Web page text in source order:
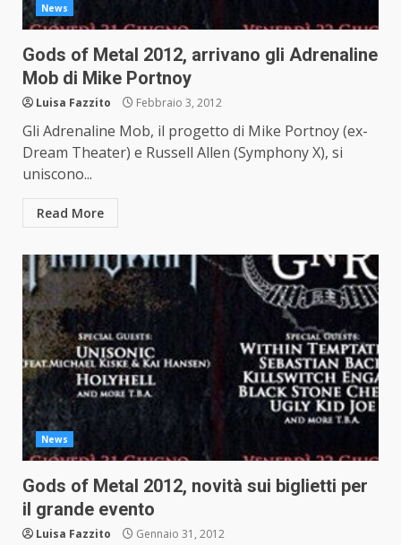
News
Gods of Metal 2012, arrivano gli Adrenaline
Mob di Mike Portnoy
Luisa Fazzito Febbraio 3, 2012
Gli Adrenaline Mob, il progetto di Mike Portnoy (ex-
Dream Theater) e Russell Allen (Symphony X), si
uniscono...
Read More
News
Gods of Metal 2012, novità sui biglietti per
il grande evento
Luisa Fazzito Gennaio 31, 2012